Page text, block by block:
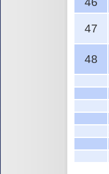
47
48